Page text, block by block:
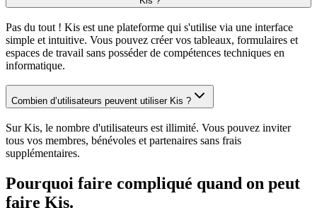
Pas du tout ! Kis est une plateforme qui s'utilise via une interface
simple et intuitive. Vous pouvez créer vos tableaux, formulaires et
espaces de travail sans posséder de compétences techniques en
informatique.
Combien d’utilisateurs peuvent utiliser Kis ?
Sur Kis, le nombre d'utilisateurs est illimité. Vous pouvez inviter
tous vos membres, bénévoles et partenaires sans frais
supplémentaires.
Pourquoi faire compliqué quand on peut
faire Kis.